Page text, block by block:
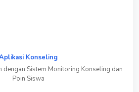
Konseling
dengan Sistem Monitoring Konseling dan
Poin Siswa